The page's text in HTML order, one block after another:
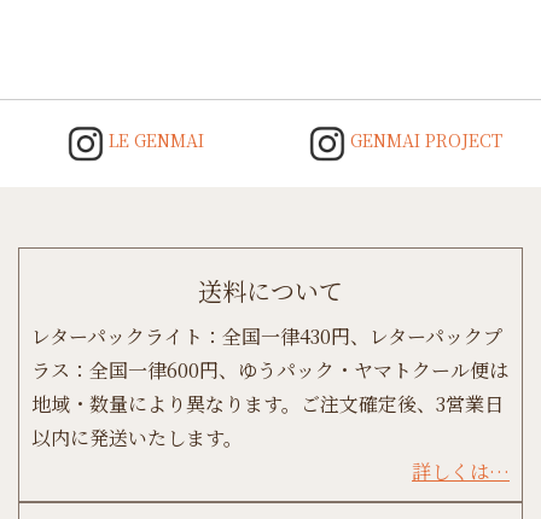
LE GENMAI GENMAI PROJECT
送料について
レターパックライト：全国一律430円、レターパックプ
ラス：全国一律600円、ゆうパック・ヤマトクール便は
地域・数量により異なります。ご注文確定後、3営業日
以内に発送いたします。
詳しくは…